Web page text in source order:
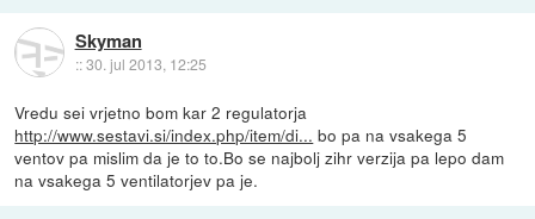
Skyman
::30. jul 2013, 12:25
Vredu sei vrjetno bom kar 2 regulatorja
http://www.sestavi.si/index.php/item/di... bo pa na vsakega 5
ventov pa mislim da je to to.Bo se najbolj zihr verzija pa lepo dam
na vsakega 5 ventilatorjev pa je.